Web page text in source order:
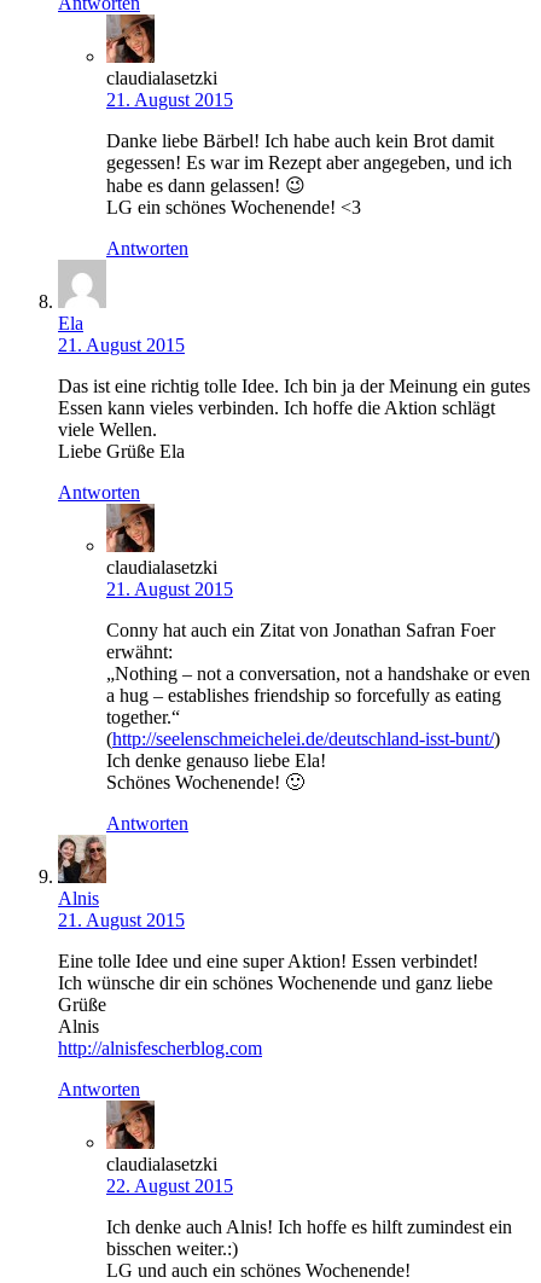
claudialasetzki
21. August 2015
Danke liebe Bärbel! Ich habe auch kein Brot damit
gegessen! Es war im Rezept aber angegeben, und ich
habe es dann gelassen! 😉
LG ein schönes Wochenende! <3
Antworten
Ela
21. August 2015
Das ist eine richtig tolle Idee. Ich bin ja der Meinung ein gutes
Essen kann vieles verbinden. Ich hoffe die Aktion schlägt
viele Wellen.
Liebe Grüße Ela
Antworten
claudialasetzki
21. August 2015
Conny hat auch ein Zitat von Jonathan Safran Foer
erwähnt:
„Nothing – not a conversation, not a handshake or even
a hug – establishes friendship so forcefully as eating
together.“
(http://seelenschmeichelei.de/deutschland-isst-bunt/)
Ich denke genauso liebe Ela!
Schönes Wochenende! 🙂
Antworten
Alnis
21. August 2015
Eine tolle Idee und eine super Aktion! Essen verbindet!
Ich wünsche dir ein schönes Wochenende und ganz liebe
Grüße
Alnis
http://alnisfescherblog.com
Antworten
claudialasetzki
22. August 2015
Ich denke auch Alnis! Ich hoffe es hilft zumindest ein
bisschen weiter.:)
LG und auch ein schönes Wochenende!